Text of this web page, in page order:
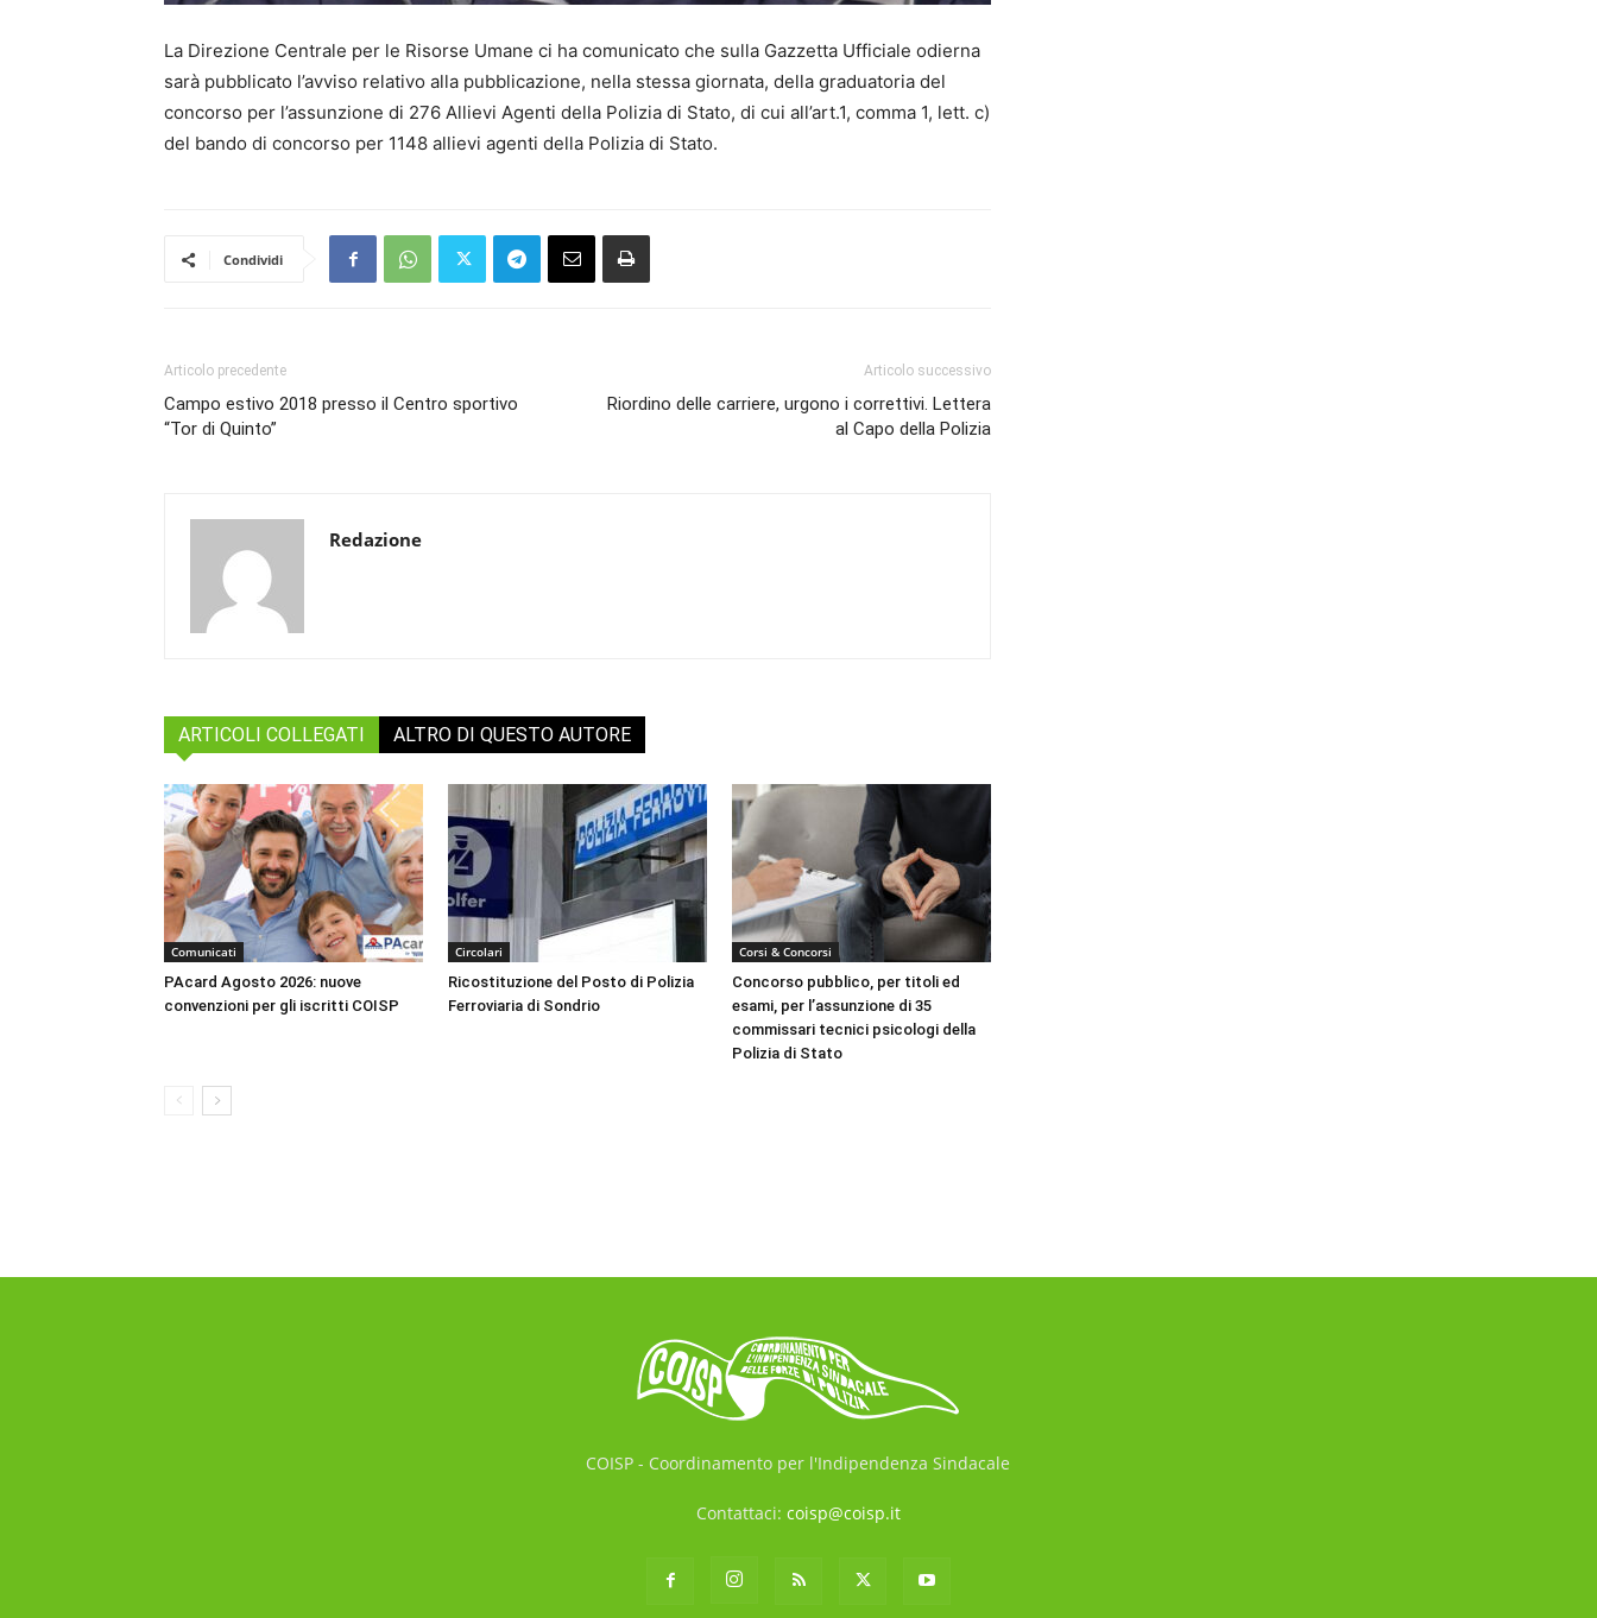
La Direzione Centrale per le Risorse Umane ci ha comunicato che sulla Gazzetta Ufficiale odierna
sarà pubblicato l’avviso relativo alla pubblicazione, nella stessa giornata, della graduatoria del
concorso per l’assunzione di 276 Allievi Agenti della Polizia di Stato, di cui all’art.1, comma 1, lett. c)
del bando di concorso per 1148 allievi agenti della Polizia di Stato.
Condividi
Articolo precedente
Campo estivo 2018 presso il Centro sportivo
“Tor di Quinto”
Articolo successivo
Riordino delle carriere, urgono i correttivi. Lettera
al Capo della Polizia
Redazione
ARTICOLI COLLEGATI ALTRO DI QUESTO AUTORE
Comunicati
PAcard Agosto 2026: nuove
convenzioni per gli iscritti COISP
Circolari
Ricostituzione del Posto di Polizia
Ferroviaria di Sondrio
Corsi & Concorsi
Concorso pubblico, per titoli ed
esami, per l’assunzione di 35
commissari tecnici psicologi della
Polizia di Stato
COISP - Coordinamento per l'Indipendenza Sindacale
Contattaci: coisp@coisp.it